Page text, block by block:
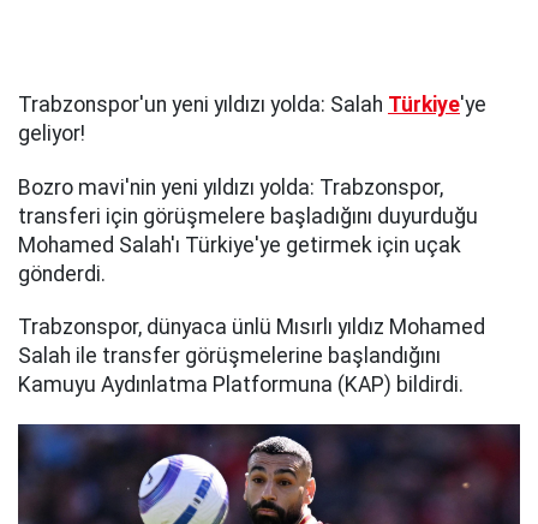
Trabzonspor'un yeni yıldızı yolda: Salah Türkiye'ye
geliyor!
Bozro mavi'nin yeni yıldızı yolda: Trabzonspor,
transferi için görüşmelere başladığını duyurduğu
Mohamed Salah'ı Türkiye'ye getirmek için uçak
gönderdi.
Trabzonspor, dünyaca ünlü Mısırlı yıldız Mohamed
Salah ile transfer görüşmelerine başlandığını
Kamuyu Aydınlatma Platformuna (KAP) bildirdi.